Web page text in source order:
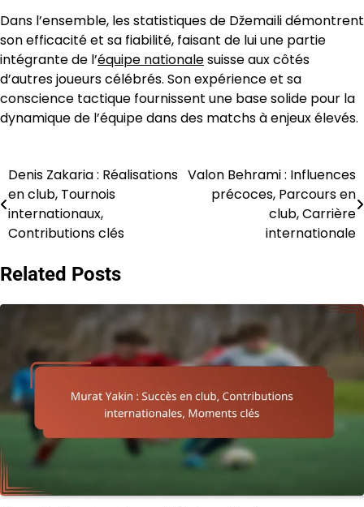
Dans l’ensemble, les statistiques de Džemaili démontrent
son efficacité et sa fiabilité, faisant de lui une partie
intégrante de l’équipe nationalesuisse aux côtés
d’autres joueurs célébrés. Son expérience et sa
conscience tactique fournissent une base solide pour la
dynamique de l’équipe dans des matchs à enjeux élevés.
Post
navigation
Denis Zakaria : Réalisations
en club, Tournois
internationaux,
Contributions clés
Valon Behrami : Influences
précoces, Parcours en
club, Carrière
internationale
Related Posts